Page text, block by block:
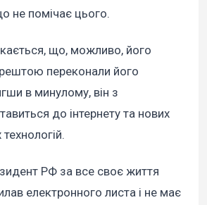
не помічає цього.
що, можливо, його
переконали його
в минулому, він з
до інтернету та нових
РФ за все своє життя
електронного листа і не має